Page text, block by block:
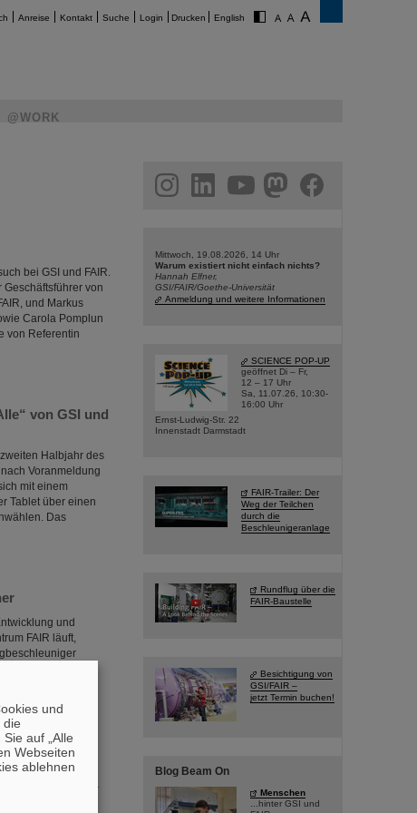
Anreise Kontakt Suche Login Drucken English
@WORK
bei GSI und FAIR.
von
und Markus
Carola Pomplun
von Referentin
von GSI und
Halbjahr des
Voranmeldung
mit einem
Tablet über einen
Das
und
FAIR läuft,
Die
der Wegbereiter
im Alter von 78
facebook
Mittwoch, 19.08.2026, 14 Uhr
Warum existiert nicht einfach nichts?
Hannah Elfner,
GSI/FAIR/Goethe-Universität
Anmeldung und weitere Informationen
SCIENCE POP-UP
geöffnet Di – Fr,
12 – 17 Uhr
Sa, 11.07.26, 10:30-
16:00 Uhr
Ernst-Ludwig-Str. 22
Innenstadt Darmstadt
FAIR-Trailer: Der
Weg der Teilchen
durch die
Beschleunigeranlage
Rundflug über die
FAIR-Baustelle
Besichtigung von
GSI/FAIR –
jetzt Termin buchen!
Blog Beam On
Menschen
...hinter GSI und
und
die
auf „Alle
Webseiten
ablehnen